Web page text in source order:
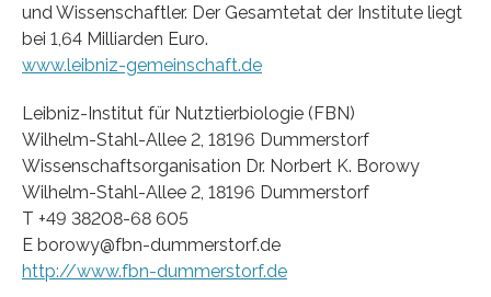
und Wissenschaftler. Der Gesamtetat der Institute liegt
bei 1,64 Milliarden Euro.
www.leibniz-gemeinschaft.de
Leibniz-Institut für Nutztierbiologie (FBN)
Wilhelm-Stahl-Allee 2, 18196 Dummerstorf
Wissenschaftsorganisation Dr. Norbert K. Borowy
Wilhelm-Stahl-Allee 2, 18196 Dummerstorf
T +49 38208-68 605
E borowy@fbn-dummerstorf.de
http://www.fbn-dummerstorf.de